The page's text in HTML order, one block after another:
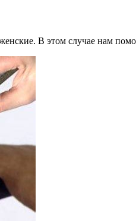
В этом случае нам